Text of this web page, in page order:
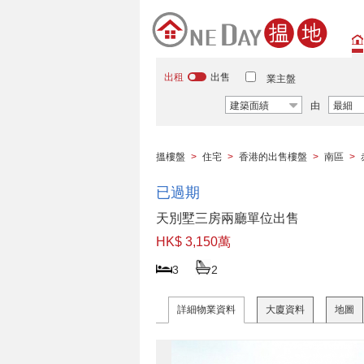
出租 出售 業主盤
建築面績 由 最細
搵樓盤 > 住宅 > 香港的出售樓盤 > 南區 >
已過期
天別墅三房兩廳單位出售
HK$ 3,150萬
3 2
詳細物業資料 大廈資料 地圖